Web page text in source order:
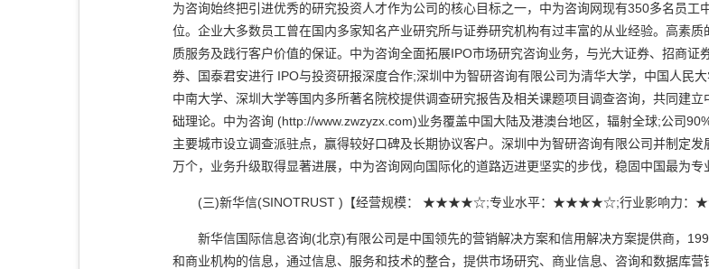
为咨询始终把引进优秀的研究投资人才作为公司的核心目标之一，中为咨询网现有350多名员
位。企业大多数员工曾在国内多家知名产业研究所与证券研究机构有过丰富的从业经验。高素
质服务及践行客户价值的保证。中为咨询全面拓展IPO市场研究咨询业务，与光大证券、招商
券、国泰君安进行 IPO与投资研报深度合作;深圳中为智研咨询有限公司为清华大学，中国人民
中南大学、深圳大学等国内多所著名院校提供调查研究报告及相关课题项目调查咨询，共同建
础理论。中为咨询 (http://www.zwzyzx.com)业务覆盖中国大陆及港澳台地区，辐射全球;公司
主要城市设立调查派驻点，赢得较好口碑及长期协议客户。深圳中为智研咨询有限公司并制定
万个，业务升级取得显著进展，中为咨询网向国际化的道路迈进更坚实的步伐，稳固中国最为专
(三)新华信(SINOTRUST )【经营规模： ★★★★☆;专业水平：★★★★☆;行业影响力
新华信国际信息咨询(北京)有限公司是中国领先的营销解决方案和信用解决方案提供商，
和商业机构的信息，通过信息、服务和技术的整合，提供市场研究、商业信息、咨询和数据库